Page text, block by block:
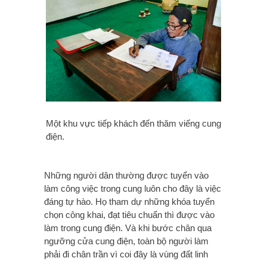
Một khu vực tiếp khách đến thăm viếng cung
điện.
Những người dân thường được tuyển vào
làm công việc trong cung luôn cho đây là việc
đáng tự hào. Họ tham dự những khóa tuyển
chọn công khai, đạt tiêu chuẩn thì được vào
làm trong cung điện. Và khi bước chân qua
ngưỡng cửa cung điện, toàn bộ người làm
phải đi chân trần vì coi đây là vùng đất linh